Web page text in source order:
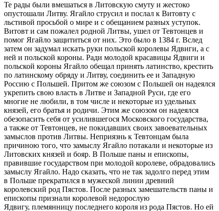
Те рады были вмешаться в Литовскую смуту и жестоко
опустошали Литву. Ягайло струсил и послал к Витовту с
льстивой просьбой о мире и с обещанием разных уступок.
Витовт и сам пожалел родной Литвы, ушел от Тевтонцев и
помог Ягайло защититься от них. Это было в 1384 г. Вслед
затем он задумал искать руки польской королевы Ядвиги, а с
ней и польской короны. Ради молодой красавицы Ядвиги и
польской короны Ягайло обещал принять латинство, крестить
по латинскому обряду и Литву, соединить ее и Западную
Россию с Польшей. Притом же союзом с Польшей он надеялся
укрепить свою власть в Литве и Западной Руси, где его
многие не любили, в том числе и некоторые из удельных
князей, его братья и родичи. Этим же союзом он надеялся
обезопасить себя от усилившегося Московского государства,
а также от Тевтонцев, не покидавших своих завоевательных
замыслов против Литвы. Неприязнь к Тевтонцам была
причиною того, что замыслу Ягайло потакали и некоторые из
Литовских князей и бояр. В Польше паны и епископы,
правившие государством при молодой королеве, обрадовались
замыслу Ягайло. Надо сказать, что не так задолго перед этим
в Польше прекратился в мужеской линии древний
королевский род Пястов. После разных замешательств паны и
епископы признали королевой недорослую
Ядвигу, племянницу последнего короля из рода Пястов. Но ей